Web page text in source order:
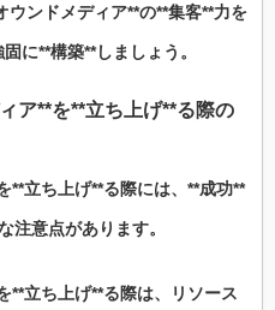
ンドメディア**の**集客**力を
に**構築**しましょう。
ア**を**立ち上げ**る際の
**立ち上げ**る際には、**成功**
注意点があります。
**立ち上げ**る際は、リソース